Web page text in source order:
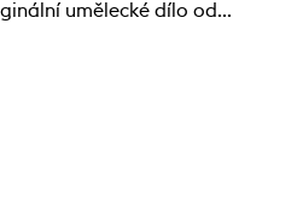
umělecké dílo od…